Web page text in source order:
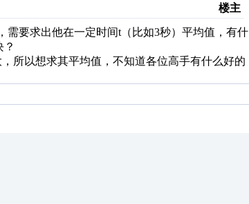
楼主
要求出他在一定时间t（比如3秒）平均值，有什
所以想求其平均值，不知道各位高手有什么好的